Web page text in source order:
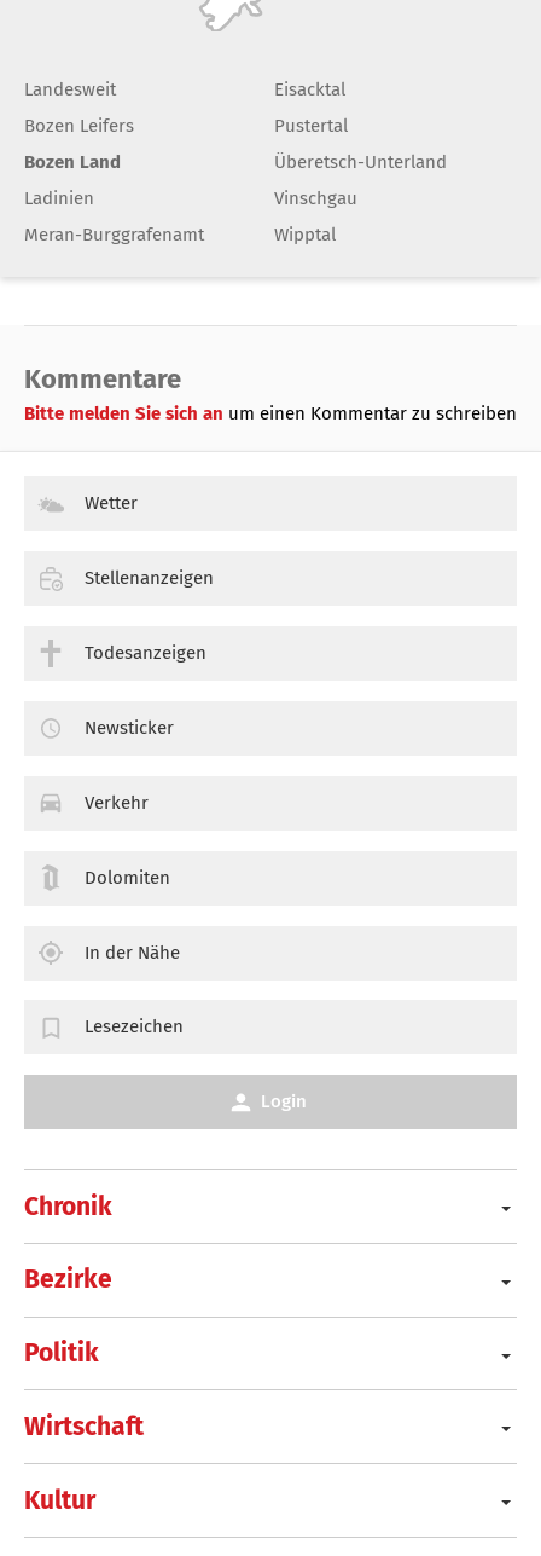
Landesweit
Bozen Leifers
Bozen Land
Ladinien
Meran-Burggrafenamt
Eisacktal
Pustertal
Überetsch-Unterland
Vinschgau
Wipptal
Kommentare
Bitte melden Sie sich an um einen Kommentar zu schreiben
Chronik
Bezirke
Politik
Wirtschaft
Kultur
Wetter
Stellenanzeigen
Todesanzeigen
Newsticker
Verkehr
Dolomiten
In der Nähe
Lesezeichen
Login